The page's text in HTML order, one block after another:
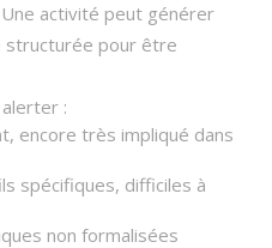
activité peut générer
structurée pour être
:
encore très impliqué dans
spécifiques, difficiles à
non formalisées